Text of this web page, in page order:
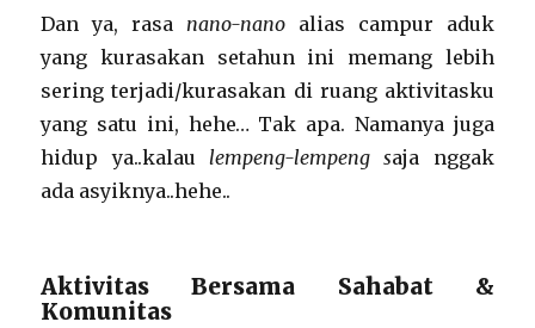
Dan ya, rasa nano-nano alias campur aduk
yang kurasakan setahun ini memang lebih
sering terjadi/kurasakan di ruang aktivitasku
yang satu ini, hehe… Tak apa. Namanya juga
hidup ya..kalau lempeng-lempeng saja nggak
ada asyiknya..hehe..
Aktivitas Bersama Sahabat &
Komunitas